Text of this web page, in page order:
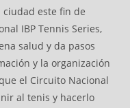
este fin de
IBP Tennis Series,
salud y da pasos
y la organización
el Circuito Nacional
al tenis y hacerlo